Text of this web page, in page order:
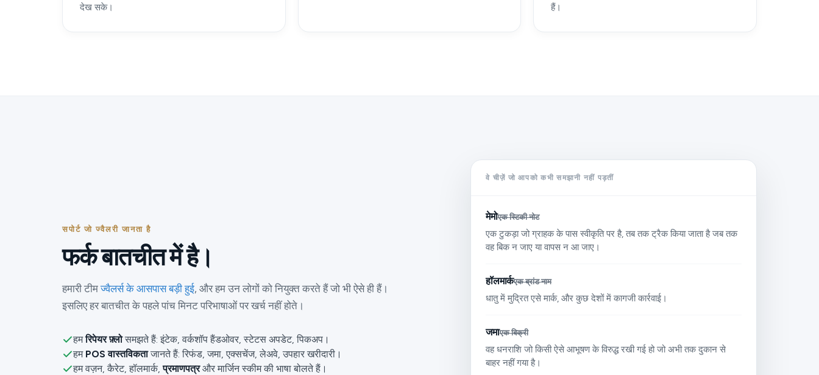
देख सके।
हैं।
सपोर्ट जो ज्वैलरी जानता है
फर्क बातचीत में है।
हमारी टीमज्वैलर्स के आसपास बड़ी हुई, और हम उन लोगों को नियुक्त करते हैं जो भी ऐसे ही हैं।
इसलिए हर बातचीत के पहले पांच मिनट परिभाषाओं पर खर्च नहीं होते।
हमरिपेयर फ़्लोसमझते हैं: इंटेक, वर्कशॉप हैंडओवर, स्टेटस अपडेट, पिकअप।
हम POS वास्तविकताजानते हैं: रिफंड, जमा, एक्सचेंज, लेअवे, उपहार खरीदारी।
हम वज़न, कैरेट, हॉलमार्क,प्रमाणपत्रऔर मार्जिन स्कीम की भाषा बोलते हैं।
वे चीज़ें जो आपको कभी समझानी नहीं पड़तीं
मेमोएक स्टिकी नोट
एक टुकड़ा जो ग्राहक के पास स्वीकृति पर है, तब तक ट्रैक किया जाता है जब तक
वह बिक न जाए या वापस न आ जाए।
हॉलमार्कएक ब्रांड नाम
धातु में मुद्रित एसे मार्क, और कुछ देशों में कागजी कार्रवाई।
जमाएक बिक्री
वह धनराशि जो किसी ऐसे आभूषण के विरुद्ध रखी गई हो जो अभी तक दुकान से
बाहर नहीं गया है।